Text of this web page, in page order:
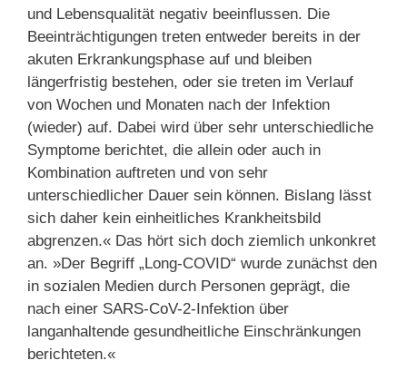
und Lebensqualität negativ beeinflussen. Die
Beeinträchtigungen treten entweder bereits in der
akuten Erkrankungsphase auf und bleiben
längerfristig bestehen, oder sie treten im Verlauf
von Wochen und Monaten nach der Infektion
(wieder) auf. Dabei wird über sehr unterschiedliche
Symptome berichtet, die allein oder auch in
Kombination auftreten und von sehr
unterschiedlicher Dauer sein können. Bislang lässt
sich daher kein einheitliches Krankheitsbild
abgrenzen.« Das hört sich doch ziemlich unkonkret
an. »Der Begriff „Long-COVID“ wurde zunächst den
in sozialen Medien durch Personen geprägt, die
nach einer SARS-CoV-2-Infektion über
langanhaltende gesundheitliche Einschränkungen
berichteten.«